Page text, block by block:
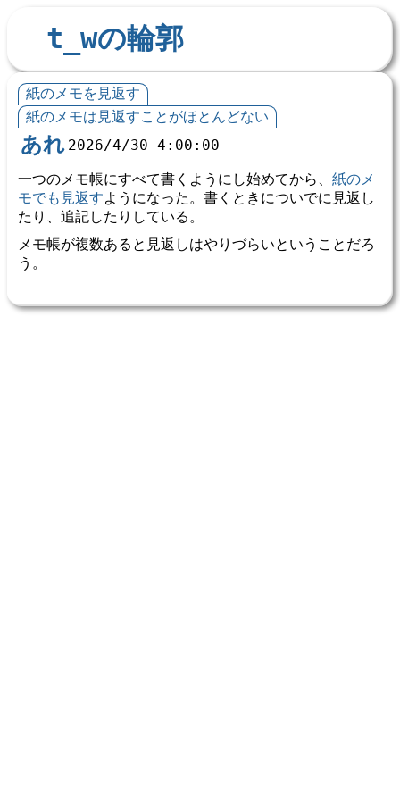
t_wの輪郭
紙のメモを見返す
紙のメモは見返すことがほとんどない
あれ 2026/4/30 4:00:00
一つのメモ帳にすべて書くようにし始めてから、 紙のメ
モでも見返すようになった。書くときについでに見返し
たり、追記したりしている。
メモ帳が複数あると見返しはやりづらいということだろ
う。